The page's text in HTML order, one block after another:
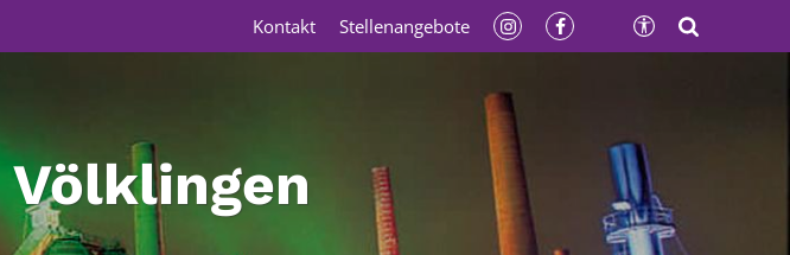
Kontakt Stellenangebote